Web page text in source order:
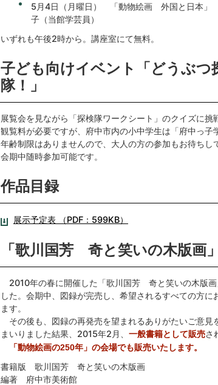
5月4日（月曜日） 「動物絵画 外国と日本」
子（当館学芸員）
いずれも午後2時から。講座室にて無料。
子ども向けイベント「どうぶつ
隊！」
展覧会を見ながら「探検隊ワークシート」のクイズに挑
観覧料が必要ですが、府中市内の小中学生は「府中っ子
年齢制限はありませんので、大人の方の参加もお待ちし
会期中随時参加可能です。
作品目録
展示予定表 （PDF：599KB）
「歌川国芳 奇と笑いの木版画
2010年の春に開催した「歌川国芳 奇と笑いの木版画
した。会期中、図録が完売し、希望されるすべての方
ます。
その後も、図録の再発売を望まれるありがたいご意見
まいりました結果、2015年2月、 一般書籍として販売さ
「動物絵画の250年」の会場でも販売いたします。
書籍版 歌川国芳 奇と笑いの木版画
編著 府中市美術館